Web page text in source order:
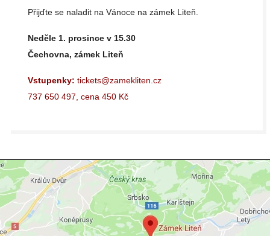
Přijďte se naladit na Vánoce na zámek Liteň.
Neděle 1. prosince v 15.30
Čechovna, zámek Liteň
Vstupenky: tickets@zamekliten.cz
737 650 497, cena 450 Kč